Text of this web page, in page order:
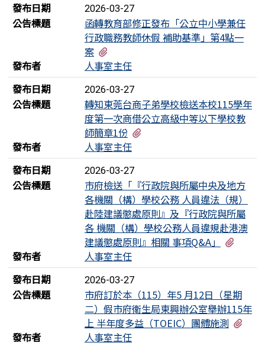
發布日期
2026-03-27
公告標題
函轉教育部修正發布「公立中小學兼任
行政職務教師休假 補助基準」第4點一
案
發布者
人事室主任
發布日期
2026-03-27
公告標題
轉知東莞台商子弟學校檢送本校115學年
度第一次商借公立高級中等以下學校教
師簡章1份
發布者
人事室主任
發布日期
2026-03-27
公告標題
市府檢送「『行政院與所屬中央及地方
各機關（構）學校公務 人員違法（規）
赴陸建議懲處原則』及『行政院與所屬
各 機關（構）學校公務人員違規赴港澳
建議懲處原則』相關 事項Q&A」
發布者
人事室主任
發布日期
2026-03-27
公告標題
市府訂於本（115）年5 月12日（星期
二）假市府衛生局東興辦公室舉辦115年
上 半年度多益（TOEIC）團體施測
發布者
人事室主任